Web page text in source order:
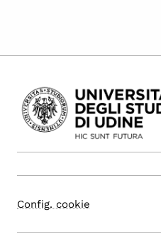
Config. cookie